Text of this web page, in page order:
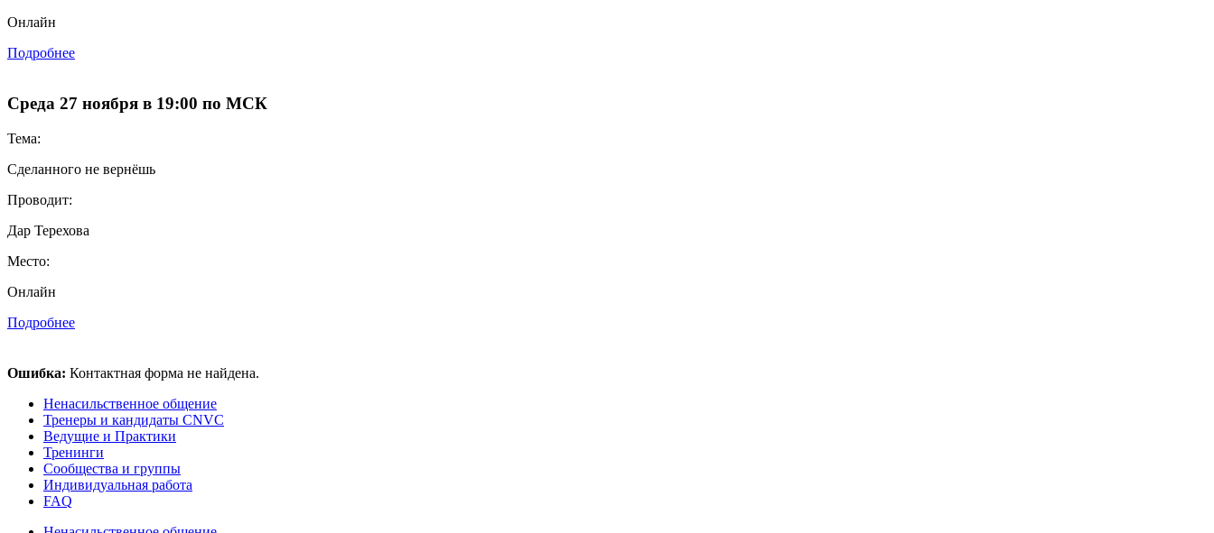
Онлайн
Подробнее
Среда 27 ноября в 19:00 по МСК
Тема:
Сделанного не вернёшь
Проводит:
Дар Терехова
Место:
Онлайн
Подробнее
Ошибка: Контактная форма не найдена.
Ненасильственное общение
Тренеры и кандидаты CNVC
Ведущие и Практики
Тренинги
Сообщества и группы
Индивидуальная работа
FAQ